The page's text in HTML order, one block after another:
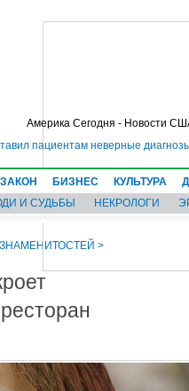
Америка Сегодня - Новости
пациентам неверные диагнозы
ЗАКОН БИЗНЕС КУЛЬТУРА
И СУДЬБЫ НЕКРОЛОГИ
>